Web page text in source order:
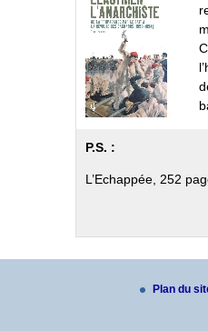
P.S. :
L’Echappée, 252
Plan du